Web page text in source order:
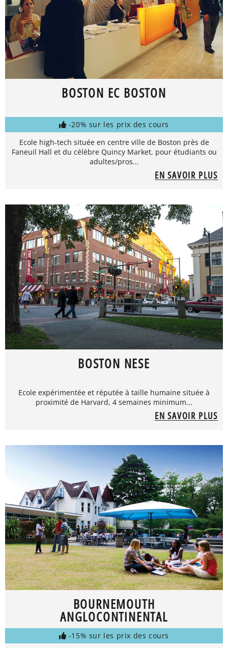
BOSTON EC BOSTON
-20% sur les prix des cours
Ecole high-tech située en centre ville de Boston près de
Faneuil Hall et du célèbre Quincy Market, pour étudiants ou
adultes/pros...
EN SAVOIR PLUS
BOSTON NESE
Ecole expérimentée et réputée à taille humaine située à
proximité de Harvard, 4 semaines minimum...
EN SAVOIR PLUS
BOURNEMOUTH
ANGLOCONTINENTAL
-15% sur les prix des cours